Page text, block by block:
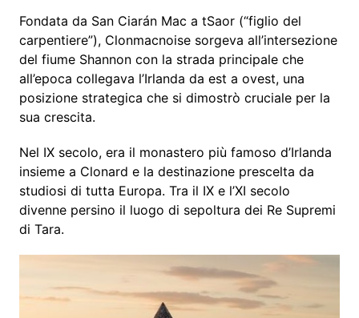
Fondata da San Ciarán Mac a tSaor (“figlio del
carpentiere”), Clonmacnoise sorgeva all’intersezione
del fiume Shannon con la strada principale che
all’epoca collegava l’Irlanda da est a ovest, una
posizione strategica che si dimostrò cruciale per la
sua crescita.
Nel IX secolo, era il monastero più famoso d’Irlanda
insieme a Clonard e la destinazione prescelta da
studiosi di tutta Europa. Tra il IX e l’XI secolo
divenne persino il luogo di sepoltura dei Re Supremi
di Tara.